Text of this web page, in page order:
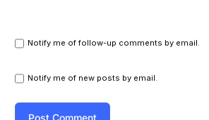
Notify me of follow-up comments by email.
Notify me of new posts by email.